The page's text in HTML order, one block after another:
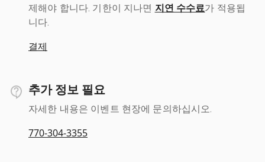
제해야 합니다. 기한이 지나면 지연 수수료가 적용됩
니다.
결제
추가 정보 필요
자세한 내용은 이벤트 현장에 문의하십시오.
770-304-3355